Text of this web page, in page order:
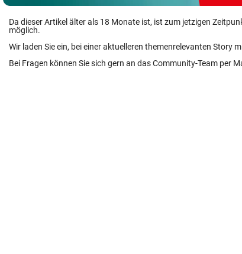
Da dieser Artikel älter als 18 Monate ist, ist zum jetzigen
möglich.
Wir laden Sie ein, bei einer aktuelleren themenrelevanten Story
Bei Fragen können Sie sich gern an das Community-Team per